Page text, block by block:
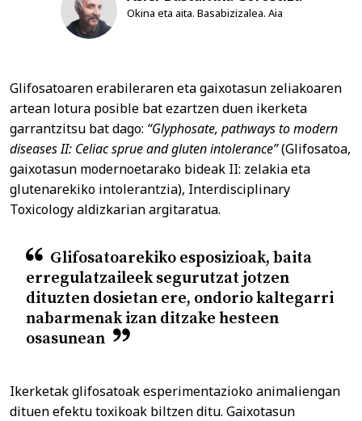
Okina eta aita. Basabizizalea. Aia
Glifosatoaren erabileraren eta gaixotasun zeliakoaren
artean lotura posible bat ezartzen duen ikerketa
garrantzitsu bat dago: “Glyphosate, pathways to modern
diseases II: Celiac sprue and gluten intolerance”(Glifosatoa,
gaixotasun modernoetarako bideak II: zelakia eta
glutenarekiko intolerantzia), Interdisciplinary
Toxicology aldizkarian argitaratua.
Glifosatoarekiko esposizioak, baita
erregulatzaileek segurutzat jotzen
dituzten dosietan ere, ondorio kaltegarri
nabarmenak izan ditzake hesteen
osasunean
Ikerketak glifosatoak esperimentazioko animaliengan
dituen efektu toxikoak biltzen ditu. Gaixotasun